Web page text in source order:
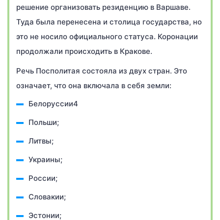
решение организовать резиденцию в Варшаве.
Туда была перенесена и столица государства, но
это не носило официального статуса. Коронации
продолжали происходить в Кракове.
Речь Посполитая состояла из двух стран. Это
означает, что она включала в себя земли:
Белоруссии4
Польши;
Литвы;
Украины;
России;
Словакии;
Эстонии;